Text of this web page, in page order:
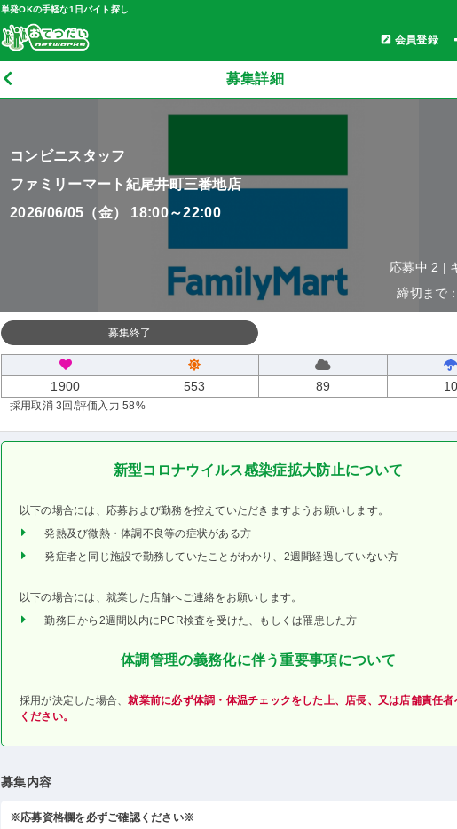
単発OKの手軽な1日バイト探し
会員登録
募集詳細
コンビニスタッフ
ファミリーマート紀尾井町三番地店
2026/06/05（金） 18:00～22:00
応募中 2 |
締切まで
募集終了
1900 553 89
採用取消 3回 /評価入力 58%
新型コロナウイルス感染症拡大防止について
以下の場合には、応募および勤務を控えていただきますようお願いします。
発熱及び微熱・体調不良等の症状がある方
発症者と同じ施設で勤務していたことがわかり、2週間経過していない方
以下の場合には、就業した店舗へご連絡をお願いします。
勤務日から2週間以内にPCR検査を受けた、もしくは罹患した方
体調管理の義務化に伴う重要事項について
採用が決定した場合、就業前に必ず体調・体温チェックをした上、店長、又は店舗責任者
ください。
募集内容
※応募資格欄を必ずご確認ください※